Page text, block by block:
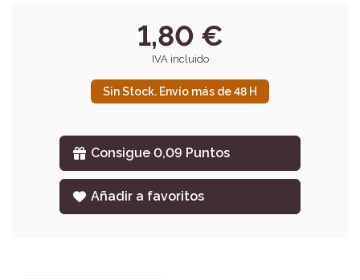
1,80 €
IVA incluido
Sin Stock. Envío más de 48 H
Consigue 0,09 Puntos
Añadir a favoritos